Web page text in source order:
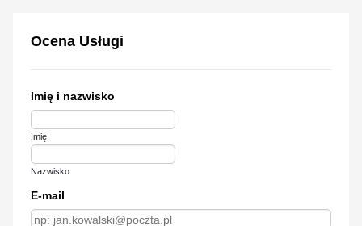
Ocena Usługi
Imię i nazwisko
Imię
Nazwisko
E-mail